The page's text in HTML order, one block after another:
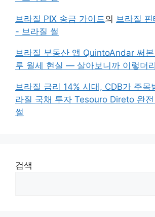
브라질 PIX 송금 가이드의 브라질
- 브라질 썰
브라질 부동산 앱 QuintoAndar 써
루 월세 현실 — 살아보니까 이렇더
브라질 금리 14% 시대, CDB가 주목
라질 국채 투자 Tesouro Direto 완
썰
검색